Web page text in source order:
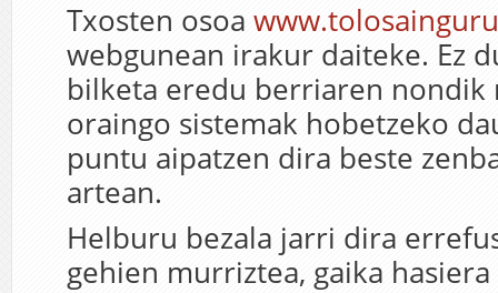
Txosten osoa
webgunean irakur daiteke. Ez
bilketa eredu berriaren nondik
oraingo sistemak hobetzeko
puntu aipatzen dira beste
artean.
Helburu bezala jarri dira
gehien murriztea, gaika